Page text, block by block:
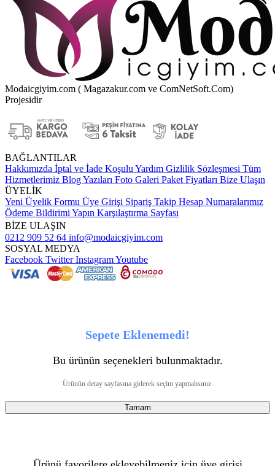
Modaicgiyim.com ( Magazakur.com ve ComNetSoft.Com)
Projesidir
BAĞLANTILAR
Hakkımızda İptal ve İade Koşulu Yardım Gizlilik Sözleşmesi Tüm
Hizmetlerimiz Blog Yazıları Foto Galeri Paket Fiyatları Bize Ulaşın
ÜYELİK
Yeni Üyelik Formu Üye Girişi Sipariş Takip Hesap Numaralarımız
Ödeme Bildirimi Yapın Karşılaştırma Sayfası
BİZE ULAŞIN
0212 909 52 64 info@modaicgiyim.com
SOSYAL MEDYA
Facebook TwitterInstagramYoutube
Sepete Eklenemedi!
Bu ürünün seçenekleri bulunmaktadır.
Ürünün detay sayfasına giderek seçim yapmalısınız.
Tamam